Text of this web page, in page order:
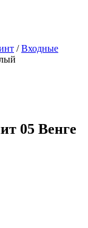
/Входные
05 Венге